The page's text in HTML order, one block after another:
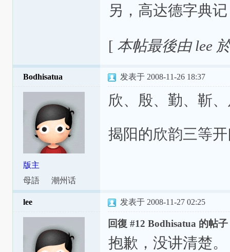
另，高达德字典
[ 本帖最後由 lee
Bodhisatua
版主
母語
潮州话
发表于 2008-11-26 18:37
欣、殷、勤、靳
揭阳的欣韵三等
lee 发表于 2008-11-27 02:25
回復 #12 Bodhisatua 的帖子
抱歉，没讲清楚。